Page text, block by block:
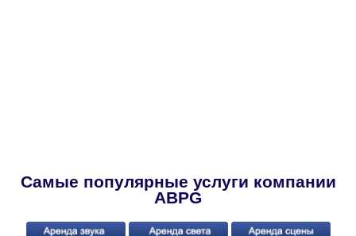
Самые популярные услуги компании
ABPG